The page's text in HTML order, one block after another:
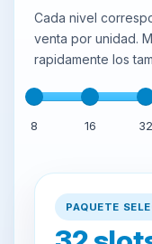
Cada nivel
venta por unidad.
rapidamente los
8 16 32
PAQUETE